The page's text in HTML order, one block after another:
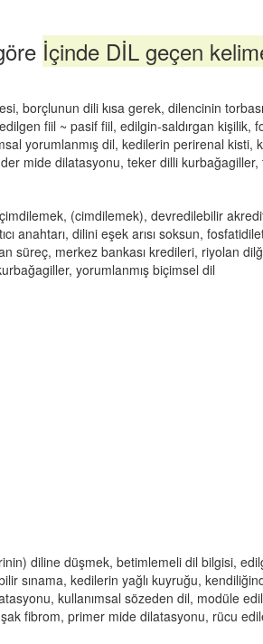
İçinde DİL geçen
borçlunun dili kısa gerek, dilencinin
fiil ~ pasif fiil, edilgin-saldırgan
yorumlanmış dil, kedilerin perirenal kisti,
mide dilatasyonu, teker dilli
(cimdilemek), devredilebilir
anahtarı, dilini eşek arısı soksun,
süreç, merkez bankası kredileri, riyolan
yorumlanmış biçimsel dil
diline düşmek, betimlemeli dil bilgisi,
sınama, kedilerin yağlı kuyruğu,
kullanımsal sözeden dil, modüle
fibrom, primer mide dilatasyonu, rücu